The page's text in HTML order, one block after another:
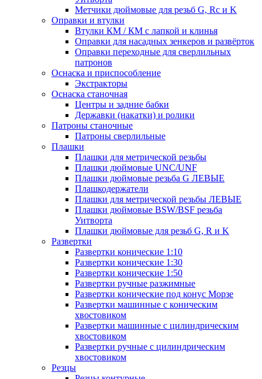
Метчики дюймовые для резьб G, Rc и K
Оправки и втулки
Втулки КМ / КМ с лапкой и клинья
Оправки для насадных зенкеров и развёрток
Оправки переходные для сверлильных
патронов
Оснаска и приспособление
Экстракторы
Оснаска станочная
Центры и задние бабки
Державки (накатки) и ролики
Патроны станочные
Патроны сверлильные
Плашки
Плашки для метрической резьбы
Плашки дюймовые UNC/UNF
Плашки дюймовые резьба G ЛЕВЫЕ
Плашкодержатели
Плашки для метрической резьбы ЛЕВЫЕ
Плашки дюймовые BSW/BSF резьба
Уитворта
Плашки дюймовые для резьб G, R и K
Развертки
Развертки конические 1:10
Развертки конические 1:30
Развертки конические 1:50
Развертки ручные разжимные
Развертки конические под конус Морзе
Развертки машинные с коническим
хвостовиком
Развертки машинные с цилиндрическим
хвостовиком
Развертки ручные с цилиндрическим
хвостовиком
Резцы